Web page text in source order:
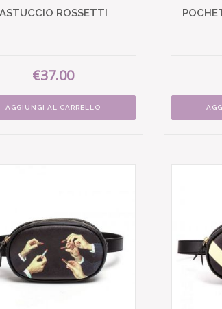
ROSSETTI
€37.00
AGGIUNGI AL CARRELLO